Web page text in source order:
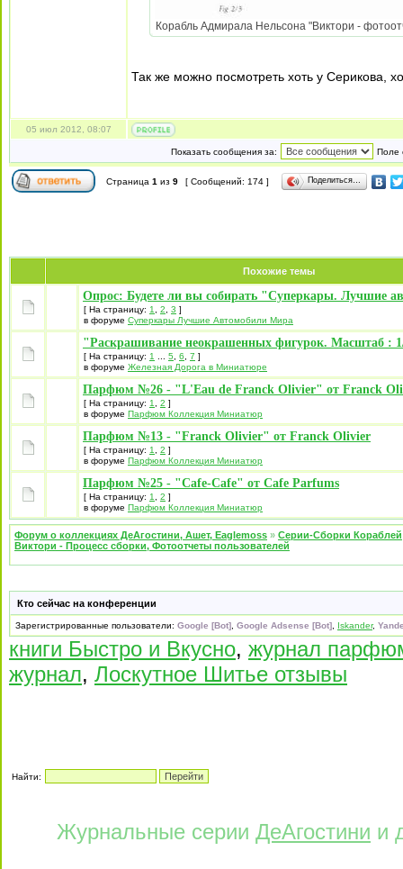
Корабль Адмирала Нельсона "Виктори -
Так же можно посмотреть хоть у Серикова,
05 июл 2012, 08:07
Показать сообщения за: Поле
Страница 1 из 9 [ Сообщений: 174 ] Поделиться…
Похожие темы
Опрос: Будете ли вы собирать "Суперкары. Лучшие
[ На страницу: 1 2 3 ]
в форуме Суперкары Лучшие Автомобили Mира
"Раскрашивание неокрашенных фигурок. Масштаб :
[ На страницу: 1 5 6 7 ]
в форуме Железная Дорога в Миниатюре
Парфюм №26 - "L'Eau de Franck Olivier" от Franck
[ На страницу: 1 2 ]
в форуме Парфюм Коллекция Миниатюр
Парфюм №13 - "Franck Olivier" от Franck Olivier
[ На страницу: 1 2 ]
в форуме Парфюм Коллекция Миниатюр
Парфюм №25 - "Cafe-Cafe" от Cafe Parfums
[ На страницу: 1 2 ]
в форуме Парфюм Коллекция Миниатюр
Форум о коллекциях ДеАгостини, Ашет, Eaglemoss » Серии-Сборки Кораблей
Виктори - Процесс сборки, Фотоотчеты пользователей
Кто сейчас на конференции
Зарегистрированные пользователи: Google [Bot] Google Adsense [Bot] Iskander,
книги Быстро и Вкусно, журнал
журнал, Лоскутное Шитье отзывы
Найти:
Журнальные серии ДеАгостини и